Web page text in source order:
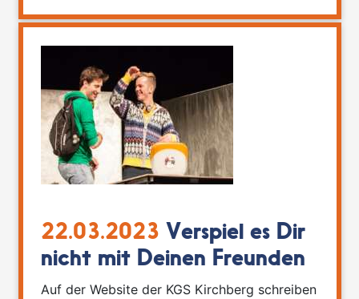
22.03.2023 Verspiel es Dir
nicht mit Deinen Freunden
Auf der Website der KGS Kirchberg schreiben